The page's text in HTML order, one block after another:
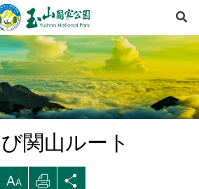
タイプ
ーナー
関山ルート
拡 印